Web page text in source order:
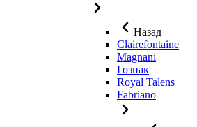
Назад
Clairefontaine
Magnani
Гознак
Royal Talens
Fabriano